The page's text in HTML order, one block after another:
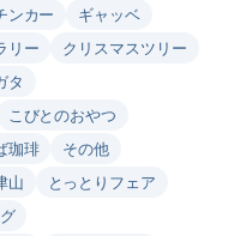
ンカー
ギャッベ
リー
クリスマスツリー
タ
こびとのおやつ
珈琲
その他
山
とっとりフェア